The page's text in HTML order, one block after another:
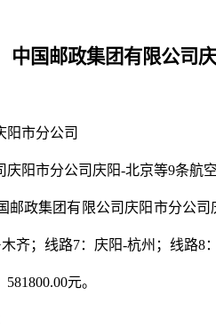
中国邮政集团有限公司
阳市分公司
庆阳市分公司庆阳-北京等9条航
邮政集团有限公司庆阳市分公司
齐；线路7：庆阳-杭州；线路8
581800.00元。